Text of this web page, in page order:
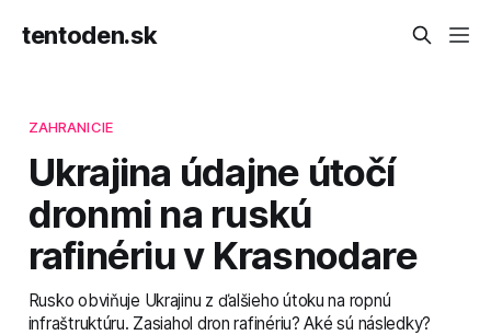
tentoden.sk
ZAHRANICIE
Ukrajina údajne útočí
dronmi na ruskú
rafinériu v Krasnodare
Rusko obviňuje Ukrajinu z ďalšieho útoku na ropnú
infraštruktúru. Zasiahol dron rafinériu? Aké sú následky?